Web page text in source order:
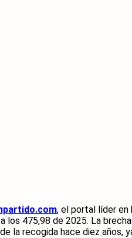
, el portal líder en
475,98 de 2025. La
la recogida hace diez